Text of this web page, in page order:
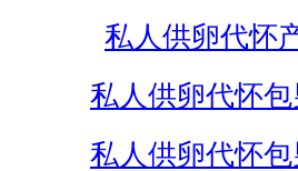
私人供卵代怀
私人供卵代怀
私人供卵代怀